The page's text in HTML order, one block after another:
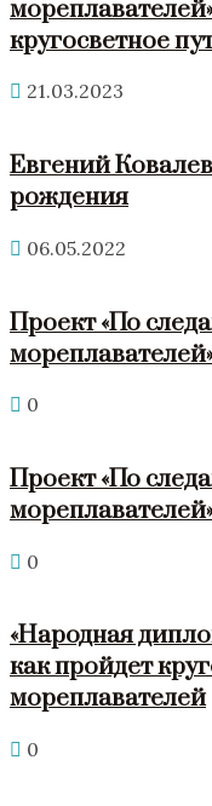
кругосветное
21.03.2023
Евгений
рождения
06.05.2022
Проект «По
0
Проект «По
0
«Народная
как пройдет
мореплавателей
0